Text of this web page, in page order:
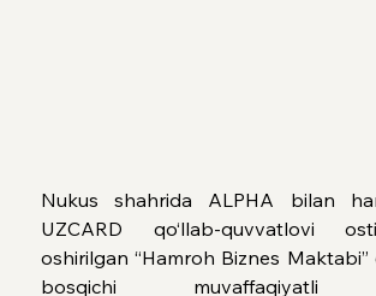
Nukus shahrida ALPHA bilan
UZCARD qo‘llab-quvvatlovi
oshirilgan “Hamroh Biznes Maktabi”
bosqichi muvaffaqiyatli